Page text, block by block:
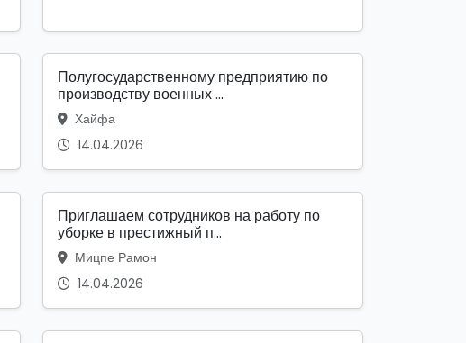
Полугосударственному предприятию по
производству военных ...
Хайфа
14.04.2026
Приглашаем сотрудников на работу по
уборке в престижный п...
Мицпе Рамон
14.04.2026